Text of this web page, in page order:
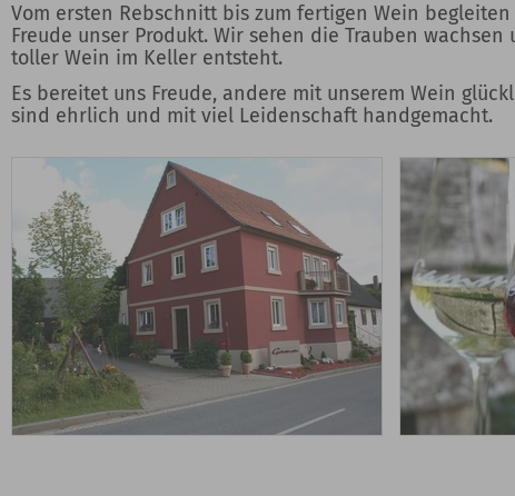
Vom ersten Rebschnitt bis zum fertigen Wein
Freude unser Produkt. Wir sehen die Trauben
toller Wein im Keller entsteht.
Es bereitet uns Freude, andere mit unserem Wein
sind ehrlich und mit viel Leidenschaft handgemacht.